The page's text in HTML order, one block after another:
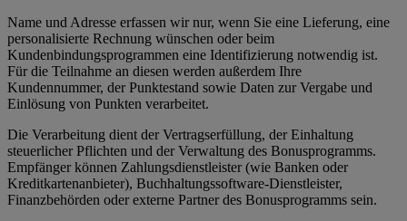
Name und Adresse erfassen wir nur, wenn Sie eine Lieferung, eine
personalisierte Rechnung wünschen oder beim
Kundenbindungsprogrammen eine Identifizierung notwendig ist.
Für die Teilnahme an diesen werden außerdem Ihre
Kundennummer, der Punktestand sowie Daten zur Vergabe und
Einlösung von Punkten verarbeitet.
Die Verarbeitung dient der Vertragserfüllung, der Einhaltung
steuerlicher Pflichten und der Verwaltung des Bonusprogramms.
Empfänger können Zahlungsdienstleister (wie Banken oder
Kreditkartenanbieter), Buchhaltungssoftware-Dienstleister,
Finanzbehörden oder externe Partner des Bonusprogramms sein.